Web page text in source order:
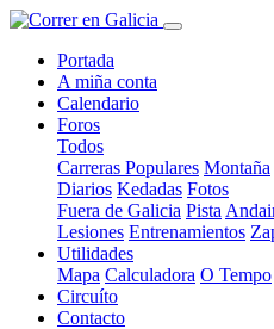
Portada
A miña conta
Calendario
Foros
Todos
Carreras Populares Montaña
Diarios Kedadas Fotos
Fuera de Galicia Pista
Lesiones Entrenamientos
Utilidades
Mapa Calculadora O Tempo
Circuíto
Contacto